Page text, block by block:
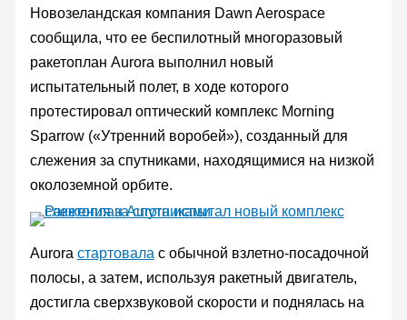
Новозеландская компания Dawn Aerospace
сообщила, что ее беспилотный многоразовый
ракетоплан Aurora выполнил новый
испытательный полет, в ходе которого
протестировал оптический комплекс Morning
Sparrow («Утренний воробей»), созданный для
слежения за спутниками, находящимися на низкой
околоземной орбите.
Aurora стартовала с обычной взлетно-посадочной
полосы, а затем, используя ракетный двигатель,
достигла сверхзвуковой скорости и поднялась на